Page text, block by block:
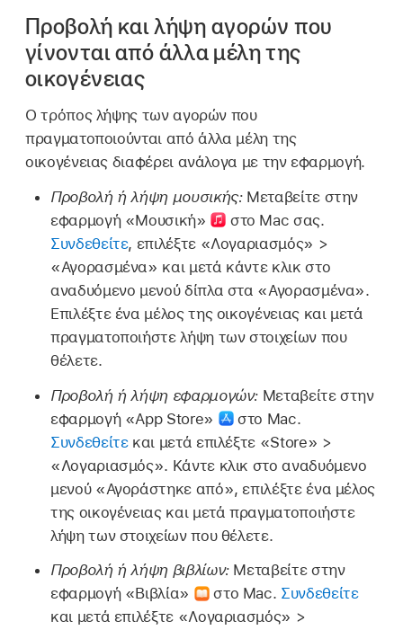
Προβολή και λήψη αγορών που
γίνονται από άλλα μέλη της
οικογένειας
Ο τρόπος λήψης των αγορών που
πραγματοποιούνται από άλλα μέλη της
οικογένειας διαφέρει ανάλογα με την εφαρμογή.
Προβολή ή λήψη μουσικής:Μεταβείτε στην
εφαρμογή «Μουσική»
στο Mac σας.
Συνδεθείτε, επιλέξτε «Λογαριασμός» >
«Αγορασμένα» και μετά κάντε κλικ στο
αναδυόμενο μενού δίπλα στα «Αγορασμένα».
Επιλέξτε ένα μέλος της οικογένειας και μετά
πραγματοποιήστε λήψη των στοιχείων που
θέλετε.
Προβολή ή λήψη εφαρμογών: Μεταβείτε στην
εφαρμογή «App Store»
στο Mac.
Συνδεθείτεκαι μετά επιλέξτε «Store» >
«Λογαριασμός». Κάντε κλικ στο αναδυόμενο
μενού «Αγοράστηκε από», επιλέξτε ένα μέλος
της οικογένειας και μετά πραγματοποιήστε
λήψη των στοιχείων που θέλετε.
Προβολή ή λήψη βιβλίων:Μεταβείτε στην
εφαρμογή «Βιβλία»
στο Mac. Συνδεθείτε
και μετά επιλέξτε «Λογαριασμός» >